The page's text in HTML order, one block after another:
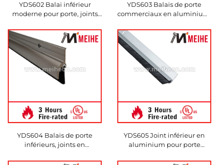
YDS602 Balai inférieur
moderne pour porte, joints
balayage étanches
YDS603 Balais de porte
commerciaux en aluminium,
YDS604 Balais de porte
inférieurs, joints en
balayage à brosses
YDS605 Joint inférieur en
aluminium pour porte
brosses en aluminium